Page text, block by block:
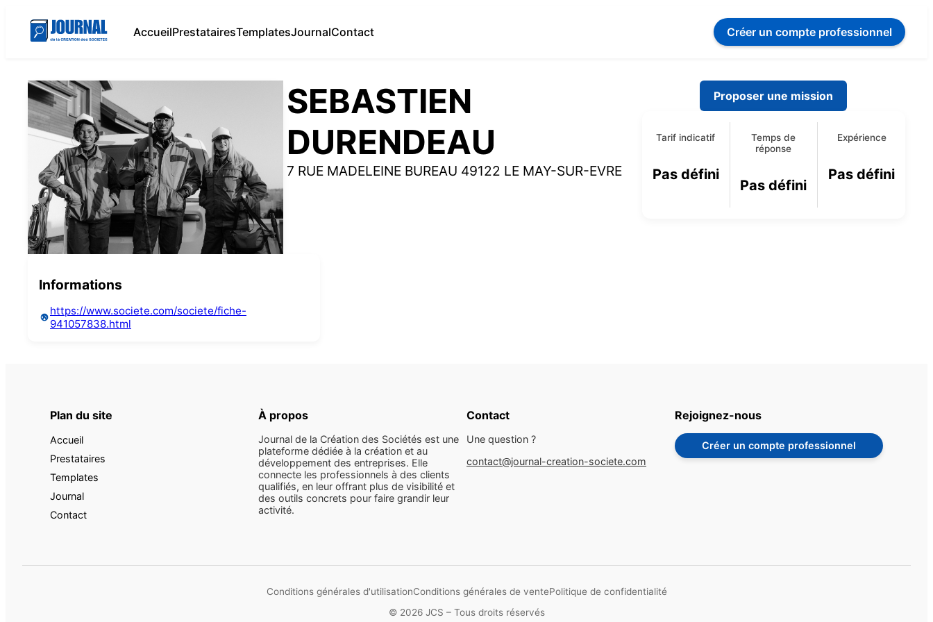
AccueilPrestatairesTemplatesJournalContact Créer un compte professionnel
SEBASTIEN
DURENDEAU
7 RUE MADELEINE BUREAU 49122 LE MAY-SUR-EVRE
Proposer une mission
Tarif indicatif
Pas défini
Temps de
réponse
Pas défini
Expérience
Pas défini
Informations
https://www.societe.com/societe/fiche-
941057838.html
Plan du site
Accueil
Prestataires
Templates
Journal
Contact
À propos
Journal de la Création des Sociétés est une
plateforme dédiée à la création et au
développement des entreprises. Elle
connecte les professionnels à des clients
qualifiés, en leur offrant plus de visibilité et
des outils concrets pour faire grandir leur
activité.
Contact
Une question ?
contact@journal-creation-societe.com
Rejoignez-nous
Créer un compte professionnel
Conditions générales d'utilisationConditions générales de ventePolitique de confidentialité
© 2026 JCS – Tous droits réservés